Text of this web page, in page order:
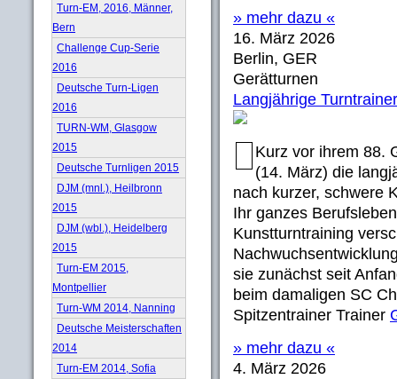
Turn-EM, 2016, Männer,
Bern
Challenge Cup-Serie
2016
Deutsche Turn-Ligen
2016
TURN-WM, Glasgow
2015
Deutsche Turnligen 2015
DJM (mnl.), Heilbronn
2015
DJM (wbl.), Heidelberg
2015
Turn-EM 2015,
Montpellier
Turn-WM 2014, Nanning
Deutsche Meisterschaften
2014
Turn-EM 2014, Sofia
» mehr dazu «
16. März 2026
Berlin, GER
Gerätturnen
Langjährige
Kurz vor ihrem 88.
(14. März) die
nach kurzer, schwere
Ihr ganzes
Kunstturntraining
sie zunächst seit
beim damaligen SC
Spitzentrainer Trainer
» mehr dazu «
4. März 2026